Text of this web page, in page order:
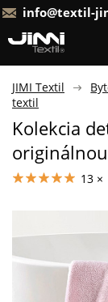
info@textil-
JIMI Textil
textil
Kolekcia
13 ×